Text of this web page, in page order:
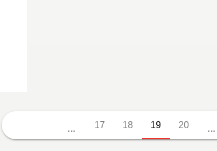
... 17 18 19 20 ...